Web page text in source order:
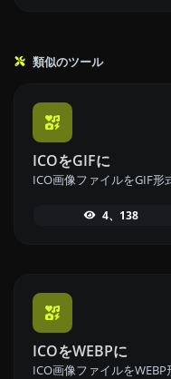
類似のツール
ICOをGIFに
4、138
ICOをWEBPに